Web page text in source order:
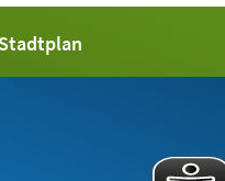
Stadtplan